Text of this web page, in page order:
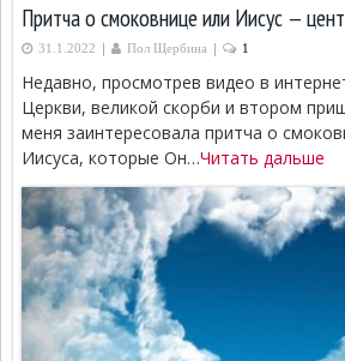
Притча о смоковнице или Иисус —
31.1.2022 | Пол Щербина | 1
Недавно, просмотрев видео в
Церкви, великой скорби и втором
меня заинтересовала притча о
Иисуса, которые Он…Читать дальше